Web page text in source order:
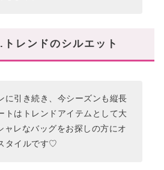
レンドのシルエット
に引き続き、今シーズンも縦長
トはトレンドアイテムとして大
ャレなバッグをお探しの方にオ
タイルです♡